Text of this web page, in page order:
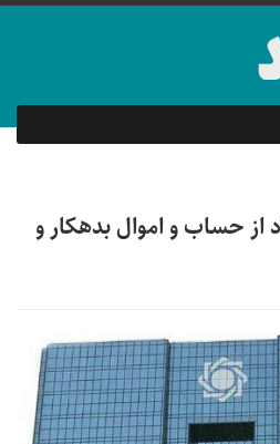
از حساب و اموال بدهکار و